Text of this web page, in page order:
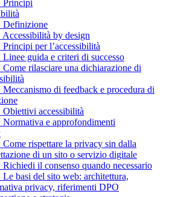
Principi
Definizione
Accessibilità by design
Principi per l’accessibilità
Linee guida e criteri di successo
Come rilasciare una dichiarazione di
Meccanismo di feedback e procedura di
Obiettivi accessibilità
Normativa e approfondimenti
Come rispettare la privacy sin dalla
di un sito o servizio digitale
Richiedi il consenso quando necessario
Le basi del sito web: architettura,
privacy, riferimenti DPO